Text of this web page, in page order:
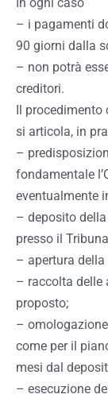
– i pagamenti
90 giorni dalla
– non potrà
creditori.
Il
si articola, in
–
fondamentale
eventualmente
– deposito
presso il
– apertura della
– raccolta delle
proposto;
–
come per il
mesi dal
– esecuzione